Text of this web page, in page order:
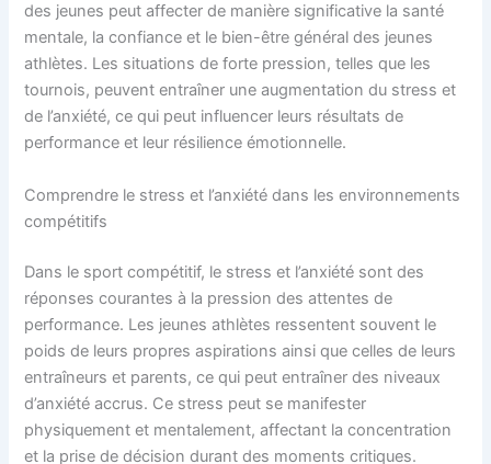
des jeunes peut affecter de manière significative la santé
mentale, la confiance et le bien-être général des jeunes
athlètes. Les situations de forte pression, telles que les
tournois, peuvent entraîner une augmentation du stress et
de l’anxiété, ce qui peut influencer leurs résultats de
performance et leur résilience émotionnelle.
Comprendre le stress et l’anxiété dans les environnements
compétitifs
Dans le sport compétitif, le stress et l’anxiété sont des
réponses courantes à la pression des attentes de
performance. Les jeunes athlètes ressentent souvent le
poids de leurs propres aspirations ainsi que celles de leurs
entraîneurs et parents, ce qui peut entraîner des niveaux
d’anxiété accrus. Ce stress peut se manifester
physiquement et mentalement, affectant la concentration
et la prise de décision durant des moments critiques.